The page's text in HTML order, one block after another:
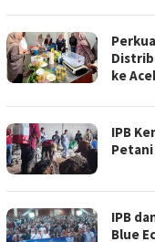
ke
IPB
IPB
Blue